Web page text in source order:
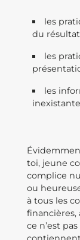
les
du
les
les
toi, jeune
complice
ou
à tous les
financières,
ce n’est